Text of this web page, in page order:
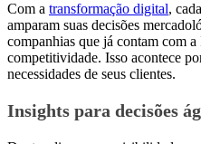
Com a transformação digital,
amparam suas decisões
companhias que já contam com
competitividade. Isso acontece
necessidades de seus clientes.
Insights para decisões